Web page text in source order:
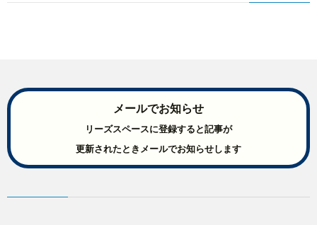
メールでお知らせ
リーズスペースに登録すると記事が
更新されたときメールでお知らせします